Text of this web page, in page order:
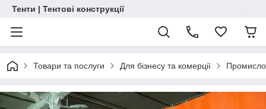
Тенти | Тентові конструкції
Товари та послуги Для бізнесу та комерції